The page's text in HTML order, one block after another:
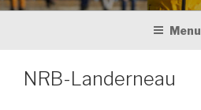
Menu
NRB-Landerneau